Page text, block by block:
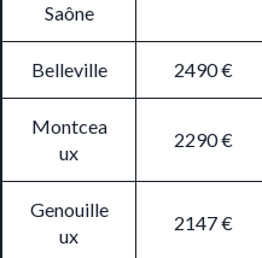
Saône
Belleville 2490 €
Montcea
ux
2290 €
Genouille
ux
2147 €